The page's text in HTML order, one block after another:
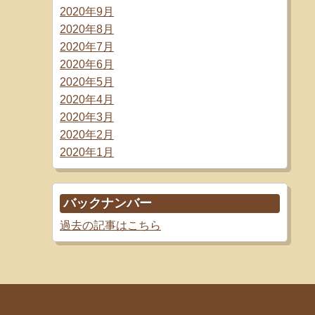
2020年9月
2020年8月
2020年7月
2020年6月
2020年5月
2020年4月
2020年3月
2020年2月
2020年1月
バックナンバー
過去の記事はこちら